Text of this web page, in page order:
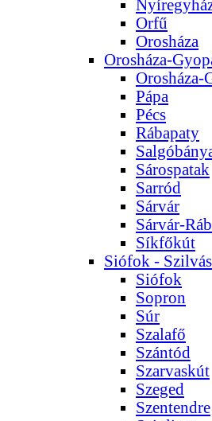
Orfű
Orosháza
Orosháza-
Orosháza-
Pápa
Pécs
Rábapaty
Sárospatak
Sarród
Sárvár
Sárvár-
Síkfőkút
Siófok -
Siófok
Sopron
Súr
Szalafő
Szántód
Szarvaskút
Szeged
Szentendre